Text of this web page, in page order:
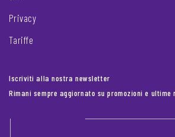
Privacy
Tariffe
Iscriviti alla nostra newsletter
Rimani sempre aggiornato su promozioni e ultime
Footer newsletter